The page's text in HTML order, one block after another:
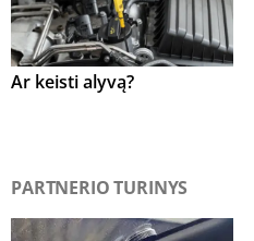
Ar keisti alyvą?
PARTNERIO TURINYS